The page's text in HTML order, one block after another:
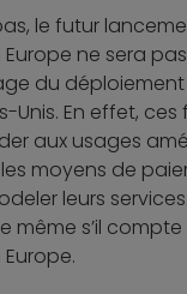
le futur
ne sera
du
Unis. En effet,
aux usages
moyens de
leurs
même s’il